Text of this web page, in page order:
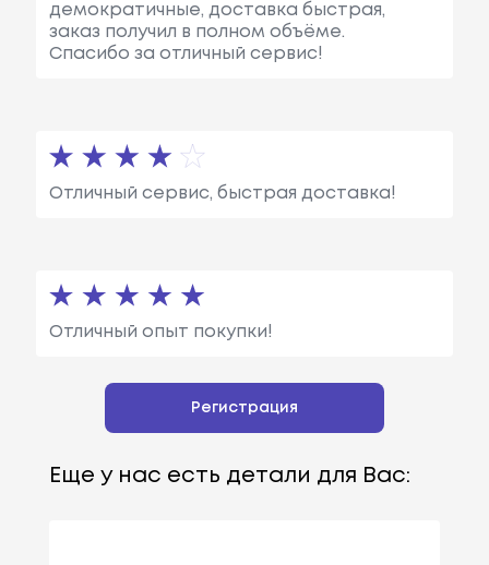
демократичные, доставка быстрая,
заказ получил в полном объёме.
Спасибо за отличный сервис!
Отличный сервис, быстрая доставка!
Отличный опыт покупки!
Регистрация
Еще у нас есть детали для Вас: